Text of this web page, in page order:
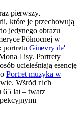
pierwszy,
które je przechowują
jedynego obrazu
Północnej w
portretu Ginevry de'
Lisy. Portrety
ucieleśniają esencję
Portret muzyka w
Wśród nich
65 lat – twarz